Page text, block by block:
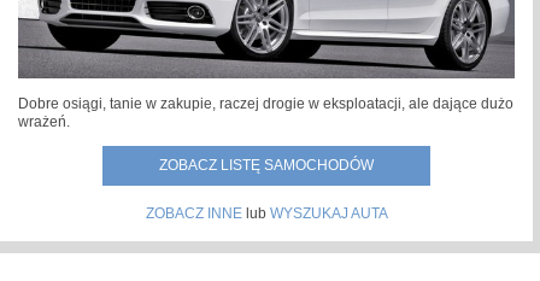
Dobre osiągi, tanie w zakupie, raczej drogie w eksploatacji, ale dające dużo
wrażeń.
ZOBACZ LISTĘ SAMOCHODÓW
ZOBACZ INNElub WYSZUKAJ AUTA